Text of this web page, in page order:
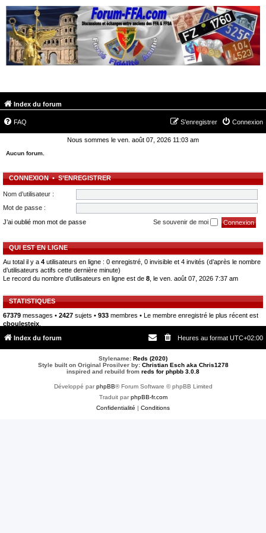
Index du forum
FAQ Connexion
S’enregistrer
Nous sommes le ven. août 07, 2026 11:03 am
Aucun forum.
CONNEXION•S’ENREGISTRER
Nom d’utilisateur :
Mot de passe :
J’ai oublié mon mot de passe
Se souvenir de moi
QUI EST EN LIGNE
Au total il y a 4 utilisateurs en ligne : 0 enregistré, 0 invisible et 4 invités (d’après le nombre
d’utilisateurs actifs cette dernière minute)
Le record du nombre d’utilisateurs en ligne est de 8 , le ven. août 07, 2026 7:37 am
STATISTIQUES
67379 messages • 2427 sujets • 933 membres • Le membre enregistré le plus récent est
cboulesteix
Index du forum
Heures au format UTC+02:00
Stylename: Reds (2020)
Style built on Original Prosilver by: Christian Esch aka Chris1278
inspired and rebuild from reds for phpbb 3.0.8
Développé parphpBB® Forum Software © phpBB Limited
Traduit parphpBB-fr.com
Confidentialité | Conditions